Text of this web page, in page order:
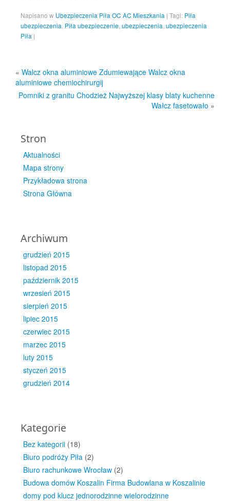
Napisano w Ubezpieczenia Piła OC AC Mieszkania | Tagi: Piła
ubezpieczenia Piła ubezpieczenie ubezpieczenia ubezpieczenia
Piła |
« Walcz okna aluminiowe Zdumiewające Walcz okna
aluminiowe chemiochirurgij
Pomniki z granitu Chodzież Najwyższej klasy blaty kuchenne
Wałcz fasetowało »
Stron
Aktualności
Mapa strony
Przykładowa strona
Strona Główna
Archiwum
grudzień 2015
listopad 2015
październik 2015
wrzesień 2015
sierpień 2015
lipiec 2015
czerwiec 2015
marzec 2015
luty 2015
styczeń 2015
grudzień 2014
Kategorie
Bez kategorii (18)
Biuro podróży Piła (2)
Biuro rachunkowe Wrocław (2)
Budowa domów Koszalin Firma Budowlana w Koszalinie
domy pod klucz jednorodzinne wielorodzinne